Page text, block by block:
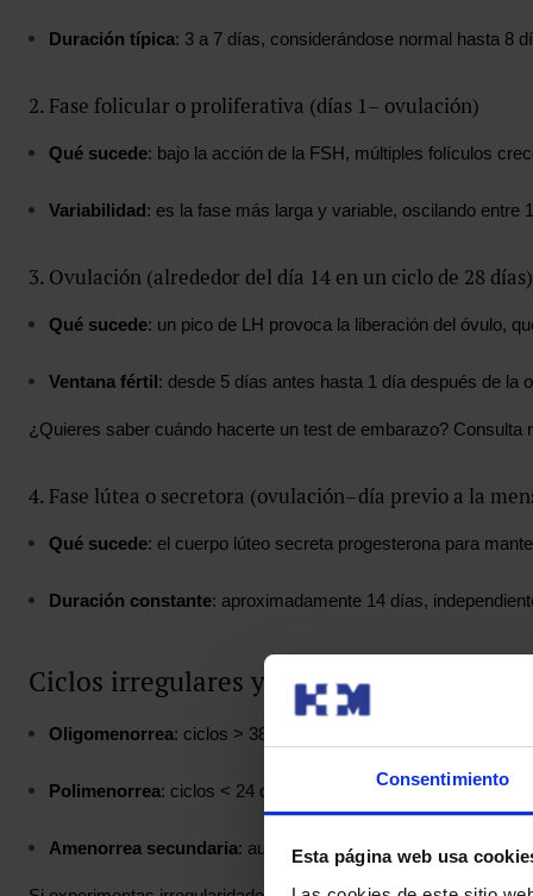
Consentimiento
Esta página web usa
Duración típica: 3 a 7 días, considerándose normal hasta 8
2. Fase folicular o proliferativa (días 1– ovulación)
Qué sucede: bajo la acción de la FSH, múltiples folículos
Variabilidad : es la fase más larga y variable, oscilando entre
3. Ovulación (alrededor del día 14 en un ciclo de 28 días)
Qué sucede: un pico de LH provoca la liberación del óvulo,
Ventana fértil : desde 5 días antes hasta 1 día después de la
¿Quieres saber cuándo hacerte un test de embarazo? Consulta
4. Fase lútea o secretora (ovulación–día previo a la
Qué sucede: el cuerpo lúteo secreta progesterona para
Duración constante: aproximadamente 14 días,
Ciclos irregulares y variaciones
Oligomenorrea: ciclos > 38 días.
Polimenorrea: ciclos < 24 días.
Amenorrea secundaria: ausencia de menstruación ≥ 3